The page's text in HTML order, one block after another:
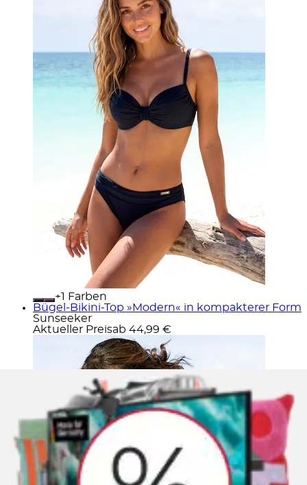
+
Farben
Bügel-Bikini-Top »Modern« in kompakterer Form
Sunseeker
Aktueller Preisab 44,99 €